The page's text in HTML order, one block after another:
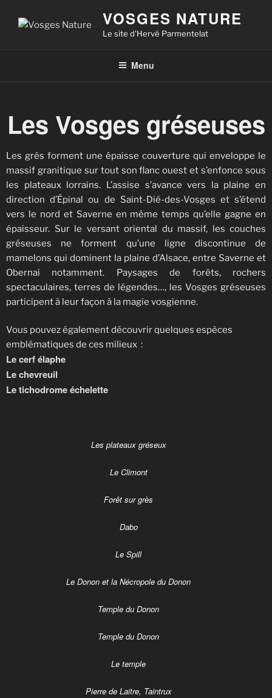
VOSGES NATURE
Le site d'Hervé Parmentelat
Menu
Les Vosges gréseuses
Les grès forment une épaisse couverture qui enveloppe le
massif granitique sur tout son flanc ouest et s’enfonce sous
les plateaux lorrains. L’assise s’avance vers la plaine en
direction d’Épinal ou de Saint-Dié-des-Vosges et s’étend
vers le nord et Saverne en même temps qu’elle gagne en
épaisseur. Sur le versant oriental du massif, les couches
gréseuses ne forment qu’une ligne discontinue de
mamelons qui dominent la plaine d’Alsace, entre Saverne et
Obernai notamment. Paysages de forêts, rochers
spectaculaires, terres de légendes…, les Vosges gréseuses
participent à leur façon à la magie vosgienne.
Vous pouvez également découvrir quelques espèces
emblématiques de ces milieux :
Le cerf élaphe
Le chevreuil
Le tichodrome échelette
Les plateaux gréseux
Le Climont
Forêt sur grès
Dabo
Le Spill
Le Donon et la Nécropole du Donon
Temple du Donon
Temple du Donon
Le temple
Pierre de Laitre, Taintrux